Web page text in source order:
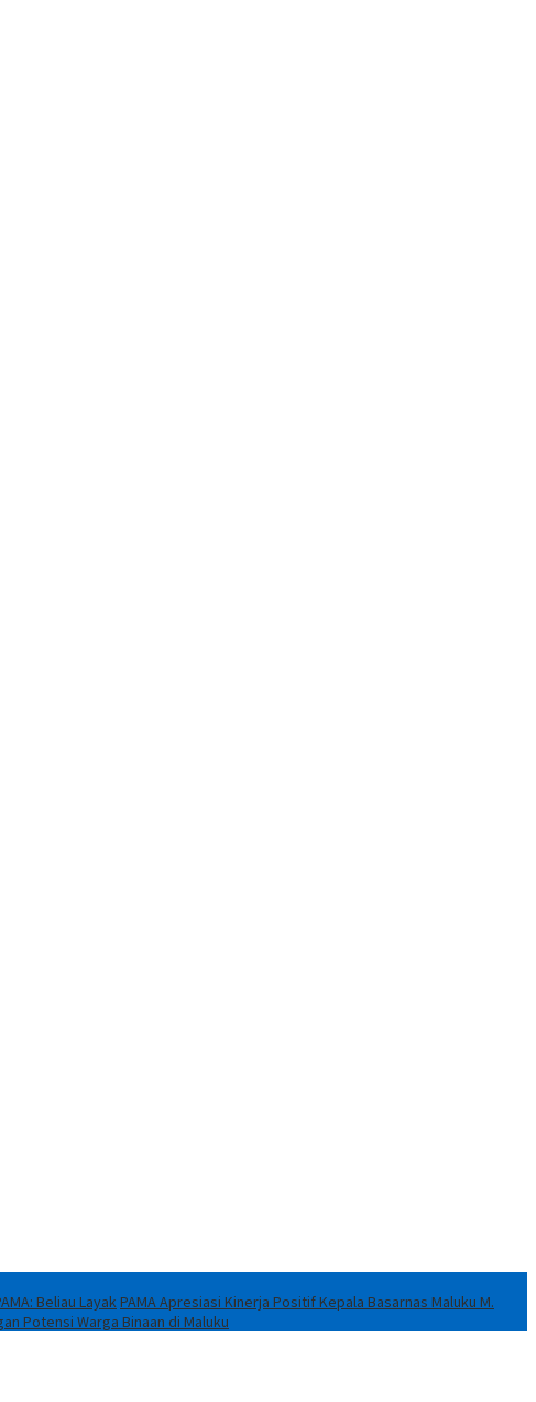
Beliau LayakPAMA Apresiasi Kinerja Positif Kepala Basarnas Maluku M.
Potensi Warga Binaan di Maluku